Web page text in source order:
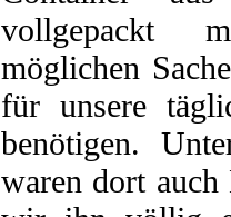
vollgepackt
möglichen
für unsere
benötigen.
waren dort